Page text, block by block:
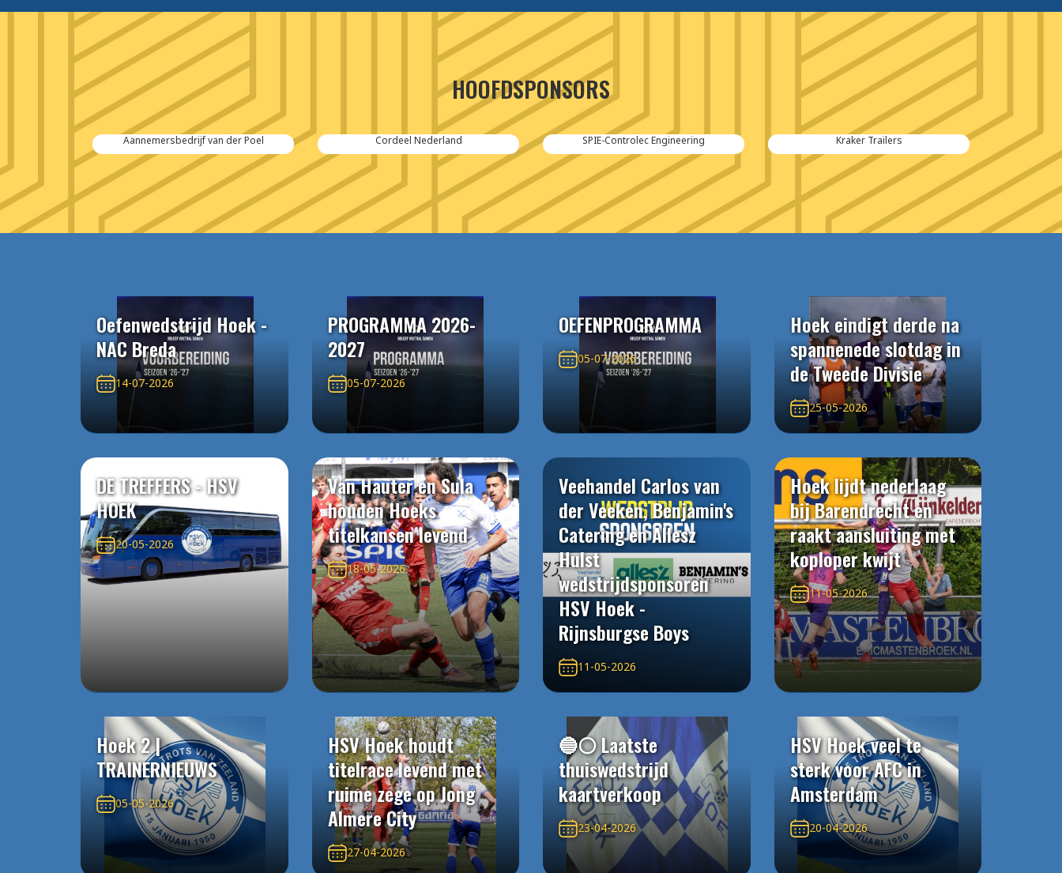
HOOFDSPONSORS
Aannemersbedrijf van der Poel Cordeel Nederland SPIE-Controlec Engineering Kraker Trailers
Oefenwedstrijd Hoek -
NAC Breda
14-07-2026
PROGRAMMA 2026-
2027
05-07-2026
OEFENPROGRAMMA
05-07-2026
Hoek eindigt derde na
spannenede slotdag in
de Tweede Divisie
25-05-2026
DE TREFFERS - HSV
HOEK
20-05-2026
Van Hauter en Sula
houden Hoeks
titelkansen levend
18-05-2026
Veehandel Carlos van
der Veeken, Benjamin's
Catering en Allesz
Hulst
wedstrijdsponsoren
HSV Hoek -
Rijnsburgse Boys
11-05-2026
Hoek lijdt nederlaag
bij Barendrecht en
raakt aansluiting met
koploper kwijt
11-05-2026
Hoek 2 |
TRAINERNIEUWS
05-05-2026
HSV Hoek houdt
titelrace levend met
ruime zege op Jong
Almere City
27-04-2026
🔵⚪️ Laatste
thuiswedstrijd
kaartverkoop
23-04-2026
HSV Hoek veel te
sterk voor AFC in
Amsterdam
20-04-2026